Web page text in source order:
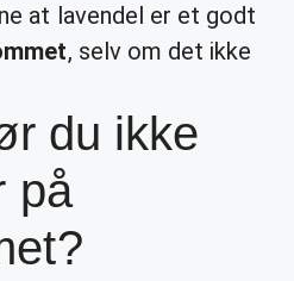
at lavendel er et godt
, selv om det ikke
du ikke
på